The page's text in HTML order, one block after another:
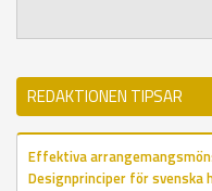
REDAKTIONEN TIPSAR
Effektiva
Designprinciper för svenska